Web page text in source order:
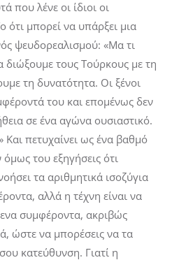
που λένε οι ίδιοι οι
ότι μπορεί να υπάρξει μια
ψευδορεαλισμού: «Μα τι
διώξουμε τους Τούρκους με τη
τη δυνατότητα. Οι ξένοι
του και επομένως δεν
σε ένα αγώνα ουσιαστικό.
Και πετυχαίνει ως ένα βαθμό
του εξηγήσεις ότι
τα αριθμητικά ισοζύγια
αλλά η τέχνη είναι να
συμφέροντα, ακριβώς
ώστε να μπορέσεις να τα
κατεύθυνση. Γιατί η